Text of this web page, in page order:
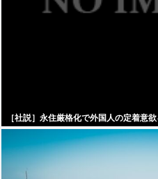
［社説］永住厳格化で外国人の定着意